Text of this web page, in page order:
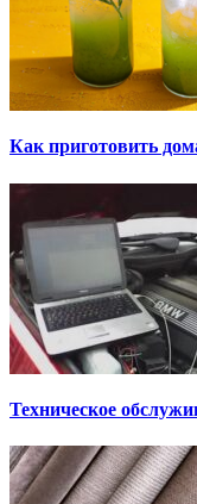
Как приготовить
Техническое